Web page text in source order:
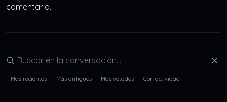
comentario.
Buscar en la conversación
Más recientes Más antiguos Más votados Con actividad